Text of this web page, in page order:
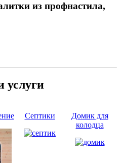
из профнастила,
Септики
Домик для
колодца